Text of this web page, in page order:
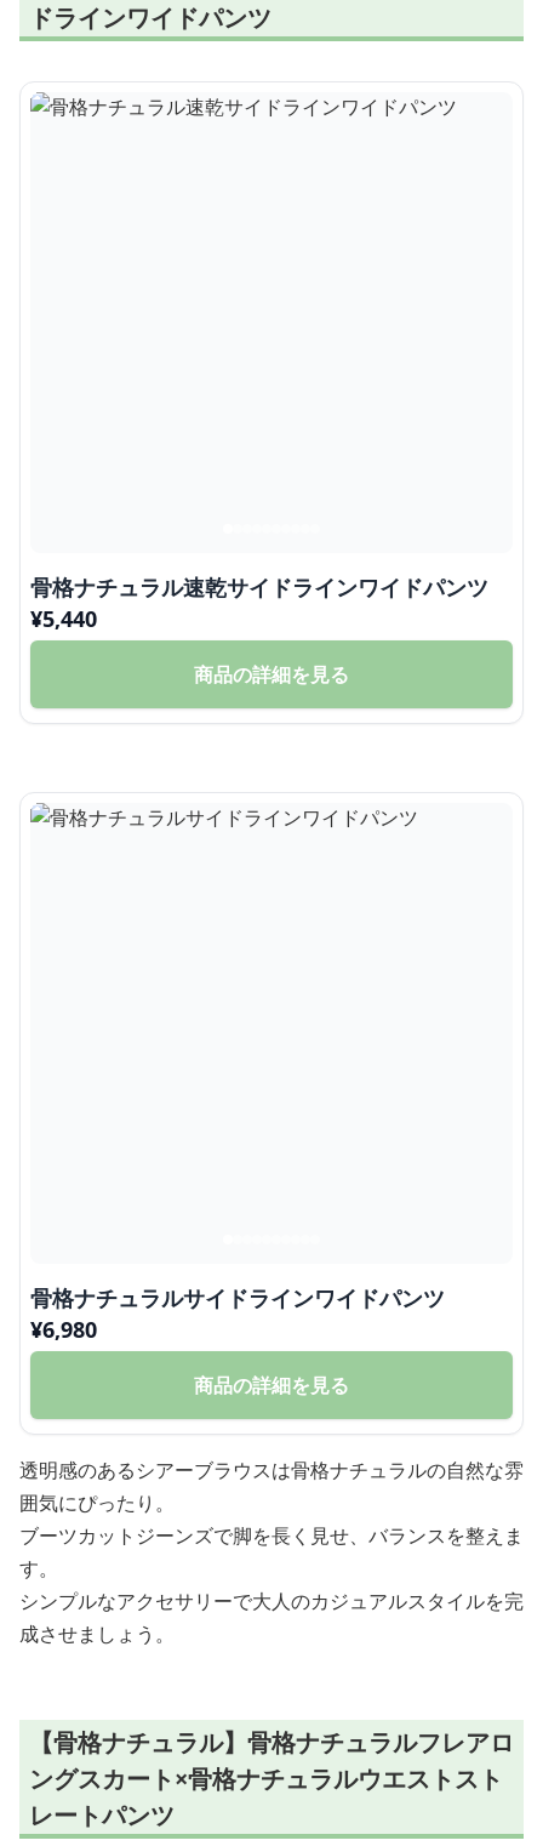
ドラインワイドパンツ
骨格ナチュラル速乾サイドラインワイドパンツ
¥5,440
商品の詳細を見る
骨格ナチュラルサイドラインワイドパンツ
¥6,980
商品の詳細を見る
透明感のあるシアーブラウスは骨格ナチュラルの自然な雰
囲気にぴったり。
ブーツカットジーンズで脚を長く見せ、バランスを整えま
す。
シンプルなアクセサリーで大人のカジュアルスタイルを完
成させましょう。
【骨格ナチュラル】骨格ナチュラルフレアロ
ングスカート×骨格ナチュラルウエストスト
レートパンツ